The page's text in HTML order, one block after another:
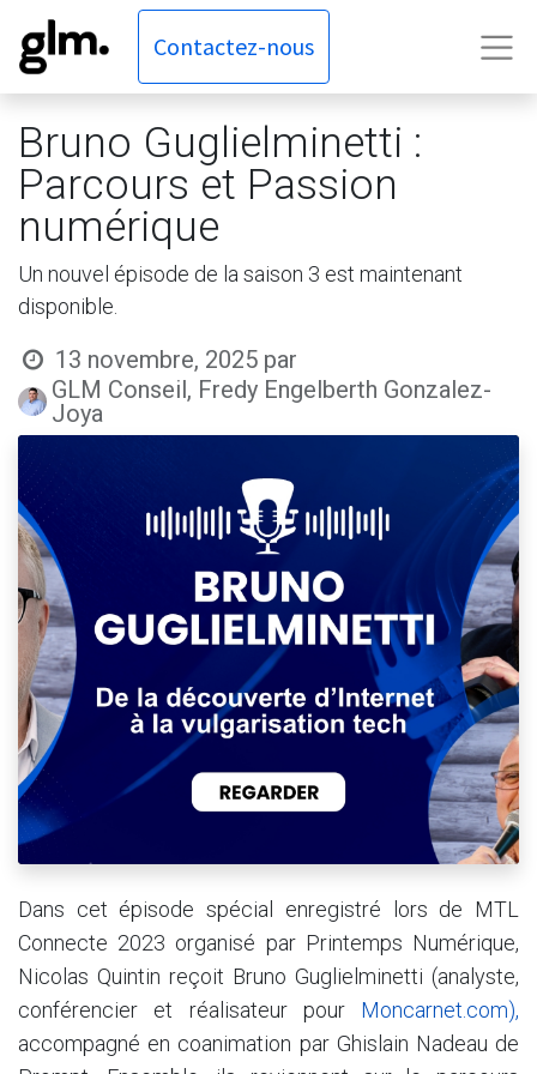
Contactez-nous
Bruno Guglielminetti :
Parcours et Passion
numérique
Un nouvel épisode de la saison 3 est maintenant
disponible.
13 novembre, 2025 par
GLM Conseil, Fredy Engelberth Gonzalez-
Joya
Dans cet épisode spécial enregistré lors de MTL
Connecte 2023 organisé par Printemps Numérique,
Nicolas Quintin reçoit Bruno Guglielminetti (analyste,
conférencier et réalisateur pour Moncarnet.com),
accompagné en coanimation par Ghislain Nadeau de